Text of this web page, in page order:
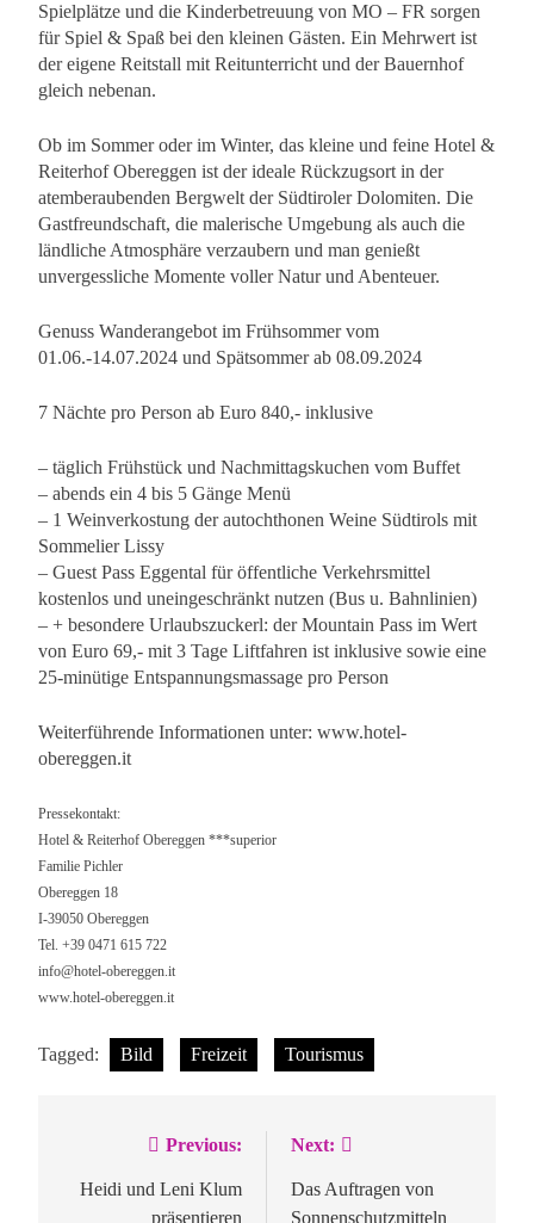
Spielplätze und die Kinderbetreuung von MO – FR sorgen
für Spiel & Spaß bei den kleinen Gästen. Ein Mehrwert ist
der eigene Reitstall mit Reitunterricht und der Bauernhof
gleich nebenan.
Ob im Sommer oder im Winter, das kleine und feine Hotel &
Reiterhof Obereggen ist der ideale Rückzugsort in der
atemberaubenden Bergwelt der Südtiroler Dolomiten. Die
Gastfreundschaft, die malerische Umgebung als auch die
ländliche Atmosphäre verzaubern und man genießt
unvergessliche Momente voller Natur und Abenteuer.
Genuss Wanderangebot im Frühsommer vom
01.06.-14.07.2024 und Spätsommer ab 08.09.2024
7 Nächte pro Person ab Euro 840,- inklusive
– täglich Frühstück und Nachmittagskuchen vom Buffet
– abends ein 4 bis 5 Gänge Menü
– 1 Weinverkostung der autochthonen Weine Südtirols mit
Sommelier Lissy
– Guest Pass Eggental für öffentliche Verkehrsmittel
kostenlos und uneingeschränkt nutzen (Bus u. Bahnlinien)
– + besondere Urlaubszuckerl: der Mountain Pass im Wert
von Euro 69,- mit 3 Tage Liftfahren ist inklusive sowie eine
25-minütige Entspannungsmassage pro Person
Weiterführende Informationen unter: www.hotel-
obereggen.it
Pressekontakt:
Hotel & Reiterhof Obereggen ***superior
Familie Pichler
Obereggen 18
I-39050 Obereggen
Tel. +39 0471 615 722
info@hotel-obereggen.it
www.hotel-obereggen.it
Tagged: Bild Freizeit Tourismus
Beitragsnavigation
Previous:
Heidi und Leni Klum
präsentieren
Next:
Das Auftragen von
Sonnenschutzmitteln